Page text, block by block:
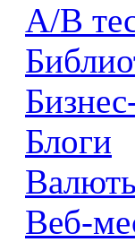
А/В
Блоги
Веб-